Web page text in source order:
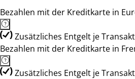
Bezahlen mit der Kreditkarte in
Zusätzliches Entgelt je
Bezahlen mit der Kreditkarte in
Zusätzliches Entgelt je